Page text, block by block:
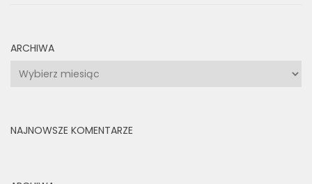
ARCHIWA
Archiwa
NAJNOWSZE KOMENTARZE